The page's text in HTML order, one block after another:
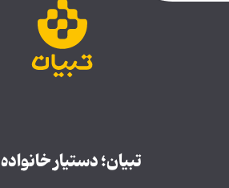
تبیان؛ دستیار خانواده